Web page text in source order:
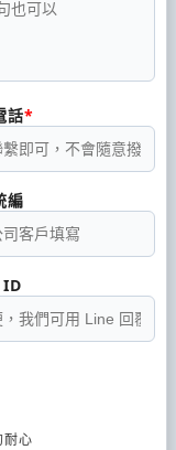
話
編
耐心